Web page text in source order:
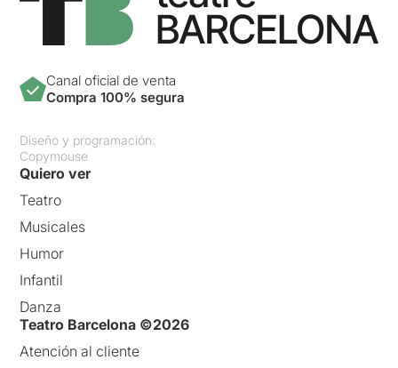
Canal oficial de venta
Compra 100% segura
Diseño y programación:
Copymouse
Quiero ver
Teatro
Musicales
Humor
Infantil
Danza
Teatro Barcelona ©2026
Atención al cliente